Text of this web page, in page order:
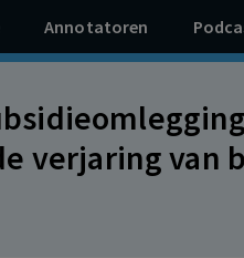
Annotatoren
verjaring van